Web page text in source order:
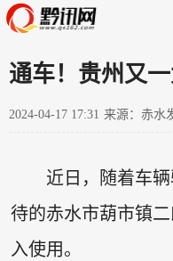
通车！贵州又
2024-04-17 17:31 来源：赤水
近日，随着车
待的赤水市葫市镇
入使用。